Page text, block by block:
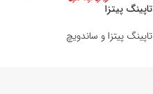
تاپينگ پيتزا
تاپینگ پیتزا و ساندویچ